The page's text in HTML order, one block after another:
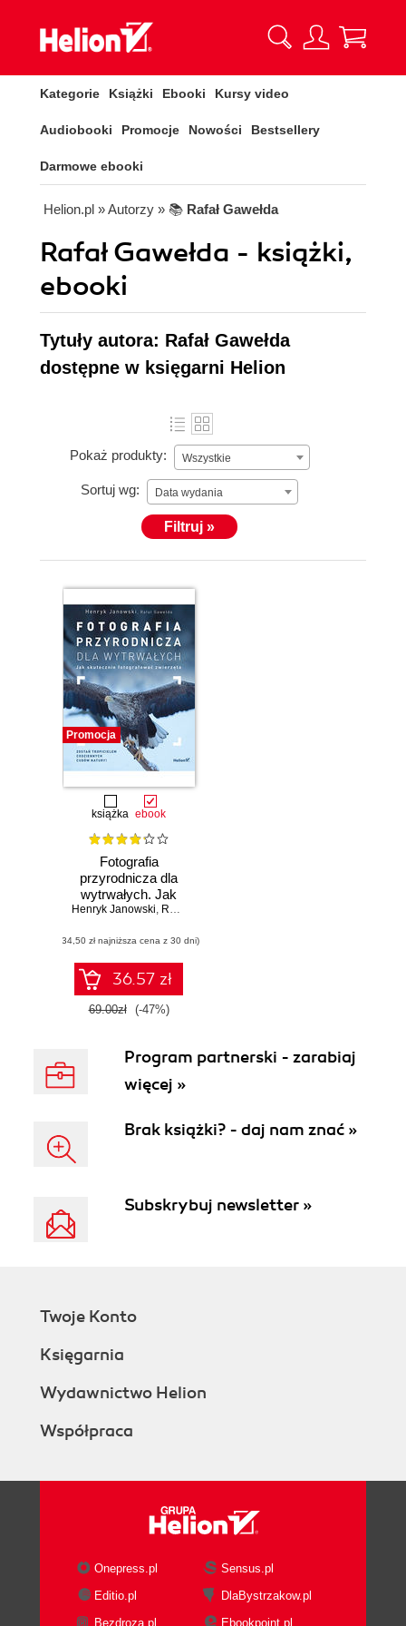
Kategorie Książki Ebooki Kursy video
Audiobooki Promocje Nowości Bestsellery
Darmowe ebooki
Helion.pl » Autorzy » 📚 Rafał Gawełda
Rafał Gawełda - książki,
ebooki
Tytuły autora: Rafał Gawełda
dostępne w księgarni Helion
Pokaż produkty: Wszystkie
Sortuj wg: Data wydania
Filtruj »
Promocja
książka ebook
Fotografia
przyrodnicza dla
wytrwałych. Jak
skutecznie
Henryk Janowski, Rafał Gawełda
(34,50 zł najniższa cena z 30 dni)
36.57 zł
69.00zł (-47%)
Program partnerski - zarabiaj
więcej »
Brak książki? - daj nam znać »
Subskrybuj newsletter »
Twoje Konto
Księgarnia
Wydawnictwo Helion
Współpraca
Onepress.pl
Sensus.pl
Editio.pl
DlaBystrzakow.pl
Bezdroza.pl
Ebookpoint.pl